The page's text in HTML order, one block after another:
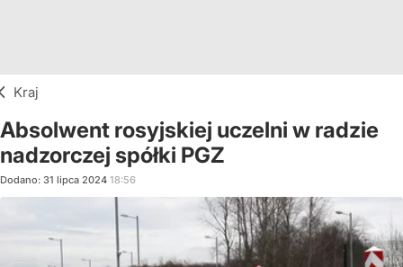
Kraj
Absolwent rosyjskiej uczelni w radzie
nadzorczej spółki PGZ
Dodano: 31 lipca 2024 18:56